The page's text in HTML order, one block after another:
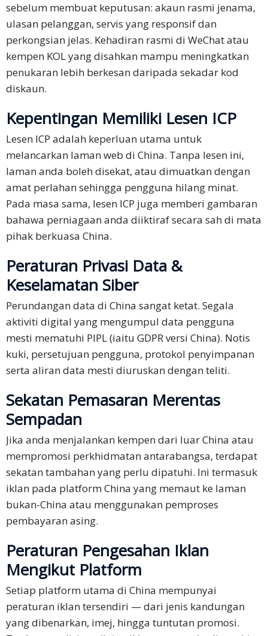
sebelum membuat keputusan: akaun rasmi jenama,
ulasan pelanggan, servis yang responsif dan
perkongsian jelas. Kehadiran rasmi di WeChat atau
kempen KOL yang disahkan mampu meningkatkan
penukaran lebih berkesan daripada sekadar kod
diskaun.
Kepentingan Memiliki Lesen ICP
Lesen ICP adalah keperluan utama untuk
melancarkan laman web di China. Tanpa lesen ini,
laman anda boleh disekat, atau dimuatkan dengan
amat perlahan sehingga pengguna hilang minat.
Pada masa sama, lesen ICP juga memberi gambaran
bahawa perniagaan anda diiktiraf secara sah di mata
pihak berkuasa China.
Peraturan Privasi Data &
Keselamatan Siber
Perundangan data di China sangat ketat. Segala
aktiviti digital yang mengumpul data pengguna
mesti mematuhi PIPL (iaitu GDPR versi China). Notis
kuki, persetujuan pengguna, protokol penyimpanan
serta aliran data mesti diuruskan dengan teliti.
Sekatan Pemasaran Merentas
Sempadan
Jika anda menjalankan kempen dari luar China atau
mempromosi perkhidmatan antarabangsa, terdapat
sekatan tambahan yang perlu dipatuhi. Ini termasuk
iklan pada platform China yang memaut ke laman
bukan-China atau menggunakan pemproses
pembayaran asing.
Peraturan Pengesahan Iklan
Mengikut Platform
Setiap platform utama di China mempunyai
peraturan iklan tersendiri — dari jenis kandungan
yang dibenarkan, imej, hingga tuntutan promosi.